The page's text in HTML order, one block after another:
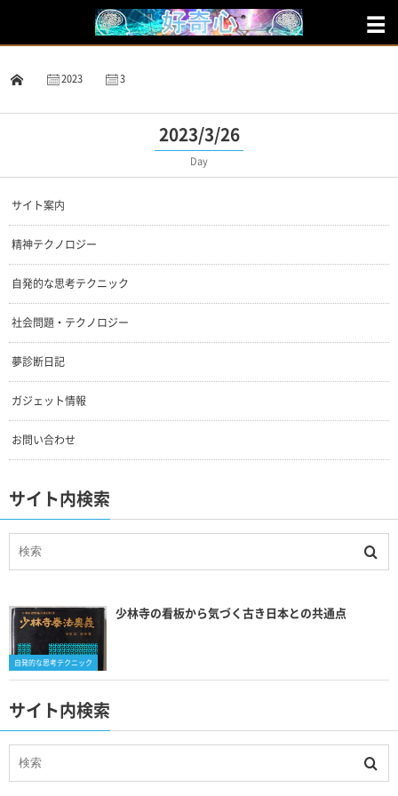
2023 3
2023/3/26
Day
サイト案内
精神テクノロジー
自発的な思考テクニック
社会問題・テクノロジー
夢診断日記
ガジェット情報
お問い合わせ
サイト内検索
自発的な思考テクニック
少林寺の看板から気づく古き日本との共通点
サイト内検索